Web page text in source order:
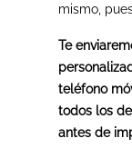
mismo,
Te
teléfono
todos los
antes de